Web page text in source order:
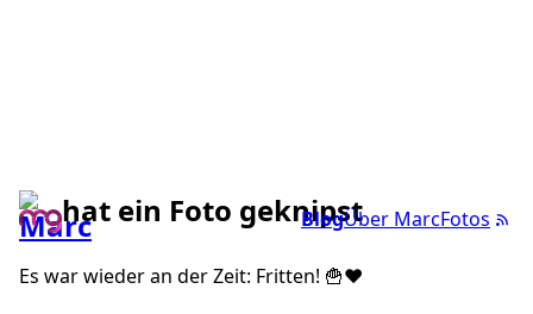
BlogÜber MarcFotos
hat ein Foto geknipst
Es war wieder an der Zeit: Fritten! 🍟❤️